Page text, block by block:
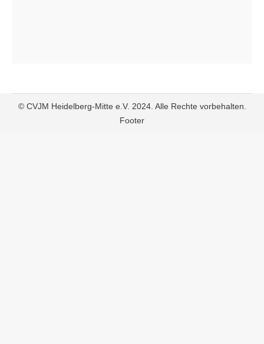
© CVJM Heidelberg-Mitte e.V. 2024. Alle Rechte vorbehalten.
Footer